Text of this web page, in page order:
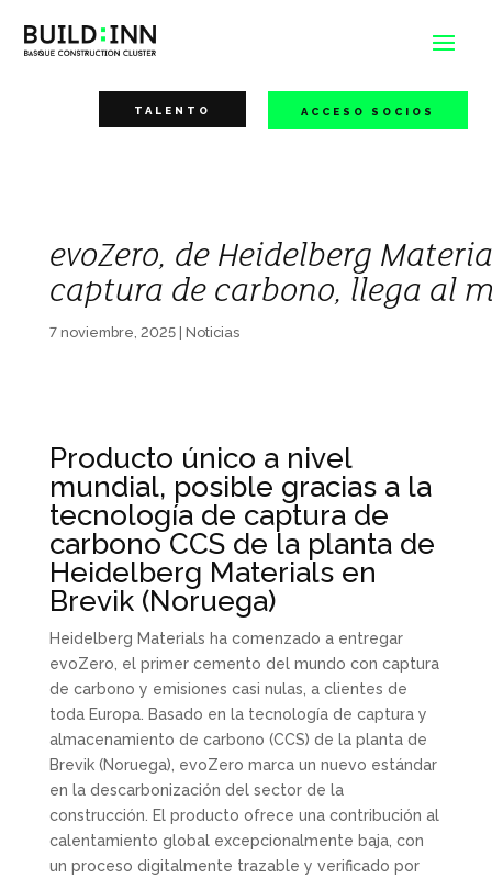
TALENTO ACCESO SOCIOS
evoZero, de Heidelberg
captura de carbono, llega al
7 noviembre, 2025| Noticias
Producto único a nivel
mundial, posible gracias a la
tecnología de captura de
carbono CCS de la planta de
Heidelberg Materials en
Brevik (Noruega)
Heidelberg Materials ha comenzado a entregar
evoZero, el primer cemento del mundo con captura
de carbono y emisiones casi nulas, a clientes de
toda Europa. Basado en la tecnología de captura y
almacenamiento de carbono (CCS) de la planta de
Brevik (Noruega), evoZero marca un nuevo estándar
en la descarbonización del sector de la
construcción. El producto ofrece una contribución al
calentamiento global excepcionalmente baja, con
un proceso digitalmente trazable y verificado por